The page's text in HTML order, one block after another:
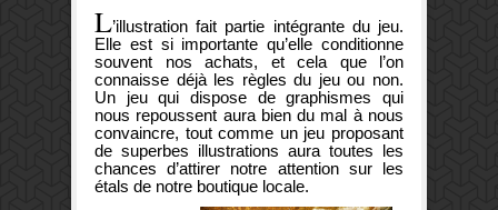
L’illustration fait partie intégrante du jeu.
Elle est si importante qu’elle conditionne
souvent nos achats, et cela que l’on
connaisse déjà les règles du jeu ou non.
Un jeu qui dispose de graphismes qui
nous repoussent aura bien du mal à nous
convaincre, tout comme un jeu proposant
de superbes illustrations aura toutes les
chances d’attirer notre attention sur les
étals de notre boutique locale.